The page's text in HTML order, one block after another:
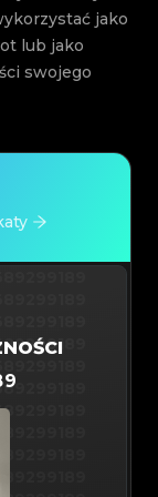
jako
lub jako
swojego